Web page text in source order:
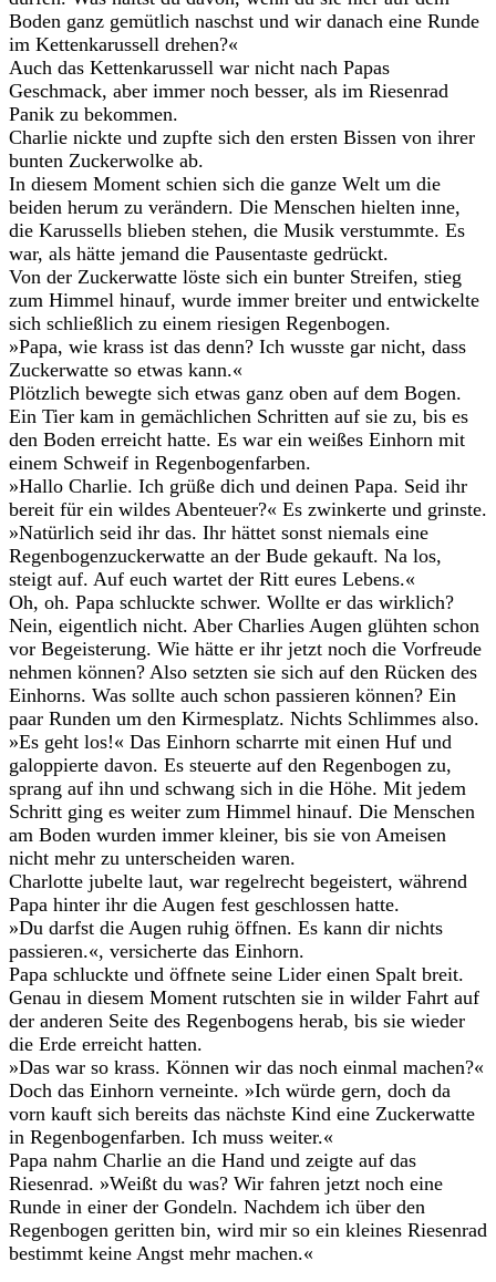
Boden ganz gemütlich naschst und wir danach eine Runde
im Kettenkarussell drehen?«
Auch das Kettenkarussell war nicht nach Papas
Geschmack, aber immer noch besser, als im Riesenrad
Panik zu bekommen.
Charlie nickte und zupfte sich den ersten Bissen von ihrer
bunten Zuckerwolke ab.
In diesem Moment schien sich die ganze Welt um die
beiden herum zu verändern. Die Menschen hielten inne,
die Karussells blieben stehen, die Musik verstummte. Es
war, als hätte jemand die Pausentaste gedrückt.
Von der Zuckerwatte löste sich ein bunter Streifen, stieg
zum Himmel hinauf, wurde immer breiter und entwickelte
sich schließlich zu einem riesigen Regenbogen.
»Papa, wie krass ist das denn? Ich wusste gar nicht, dass
Zuckerwatte so etwas kann.«
Plötzlich bewegte sich etwas ganz oben auf dem Bogen.
Ein Tier kam in gemächlichen Schritten auf sie zu, bis es
den Boden erreicht hatte. Es war ein weißes Einhorn mit
einem Schweif in Regenbogenfarben.
»Hallo Charlie. Ich grüße dich und deinen Papa. Seid ihr
bereit für ein wildes Abenteuer?« Es zwinkerte und grinste.
»Natürlich seid ihr das. Ihr hättet sonst niemals eine
Regenbogenzuckerwatte an der Bude gekauft. Na los,
steigt auf. Auf euch wartet der Ritt eures Lebens.«
Oh, oh. Papa schluckte schwer. Wollte er das wirklich?
Nein, eigentlich nicht. Aber Charlies Augen glühten schon
vor Begeisterung. Wie hätte er ihr jetzt noch die Vorfreude
nehmen können? Also setzten sie sich auf den Rücken des
Einhorns. Was sollte auch schon passieren können? Ein
paar Runden um den Kirmesplatz. Nichts Schlimmes also.
»Es geht los!« Das Einhorn scharrte mit einen Huf und
galoppierte davon. Es steuerte auf den Regenbogen zu,
sprang auf ihn und schwang sich in die Höhe. Mit jedem
Schritt ging es weiter zum Himmel hinauf. Die Menschen
am Boden wurden immer kleiner, bis sie von Ameisen
nicht mehr zu unterscheiden waren.
Charlotte jubelte laut, war regelrecht begeistert, während
Papa hinter ihr die Augen fest geschlossen hatte.
»Du darfst die Augen ruhig öffnen. Es kann dir nichts
passieren.«, versicherte das Einhorn.
Papa schluckte und öffnete seine Lider einen Spalt breit.
Genau in diesem Moment rutschten sie in wilder Fahrt auf
der anderen Seite des Regenbogens herab, bis sie wieder
die Erde erreicht hatten.
»Das war so krass. Können wir das noch einmal machen?«
Doch das Einhorn verneinte. »Ich würde gern, doch da
vorn kauft sich bereits das nächste Kind eine Zuckerwatte
in Regenbogenfarben. Ich muss weiter.«
Papa nahm Charlie an die Hand und zeigte auf das
Riesenrad. »Weißt du was? Wir fahren jetzt noch eine
Runde in einer der Gondeln. Nachdem ich über den
Regenbogen geritten bin, wird mir so ein kleines Riesenrad
bestimmt keine Angst mehr machen.«